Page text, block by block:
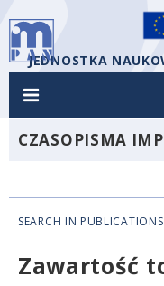
JEDNOSTKA
CZASOPISMA
SEARCH IN PUBLICATIONS
Zawartość